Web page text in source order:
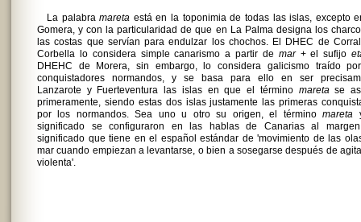
La palabramareta está en la toponimia de todas las islas, excepto
Gomera, y con la particularidad de que en La Palma designa los
las costas que servían para endulzar los chochos. El DHEC de
Corbella lo considera simple canarismo a partir de mar+ el sufijo
DHEHC de Morera, sin embargo, lo considera galicismo traído
conquistadores normandos, y se basa para ello en ser
Lanzarote y Fuerteventura las islas en que el término maretase
primeramente, siendo estas dos islas justamente las primeras
por los normandos. Sea uno u otro su origen, el términomareta
significado se configuraron en las hablas de Canarias al
significado que tiene en el español estándar de 'movimiento de las
mar cuando empiezan a levantarse, o bien a sosegarse después de
violenta'.